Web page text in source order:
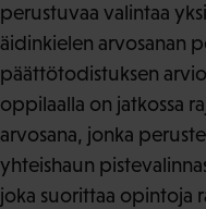
perustuvaa valintaa
äidinkielen arvosanan
päättötodistuksen
oppilaalla on jatkossa
arvosana, jonka
yhteishaun
joka suorittaa opintoja